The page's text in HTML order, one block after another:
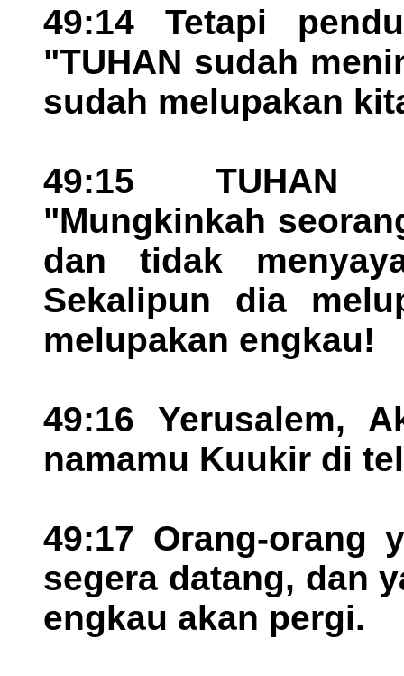
49:14 Tetapi
"TUHAN sudah
sudah melupakan
49:15 TUHAN
"Mungkinkah
dan tidak
Sekalipun dia
melupakan engkau!
49:16 Yerusalem,
namamu Kuukir di
49:17 Orang-orang
segera datang, dan
engkau akan pergi.